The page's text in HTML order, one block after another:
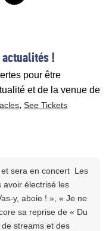
actualités !
pour être
et de la venue de
, See Tickets
sera en concert Les
avoir électrisé les
y, aboie ! », « Je ne
sa reprise de « Du
streams et des